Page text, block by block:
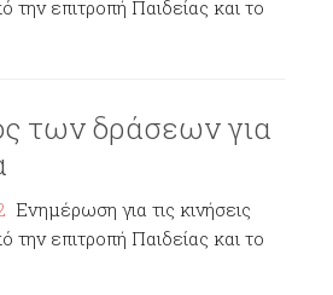
την επιτροπή Παιδείας και το
των δράσεων για
Ενημέρωση για τις κινήσεις
την επιτροπή Παιδείας και το